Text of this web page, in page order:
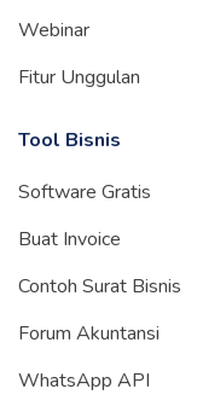
Webinar
Fitur Unggulan
Tool Bisnis
Software Gratis
Buat Invoice
Contoh Surat Bisnis
Forum Akuntansi
WhatsApp API